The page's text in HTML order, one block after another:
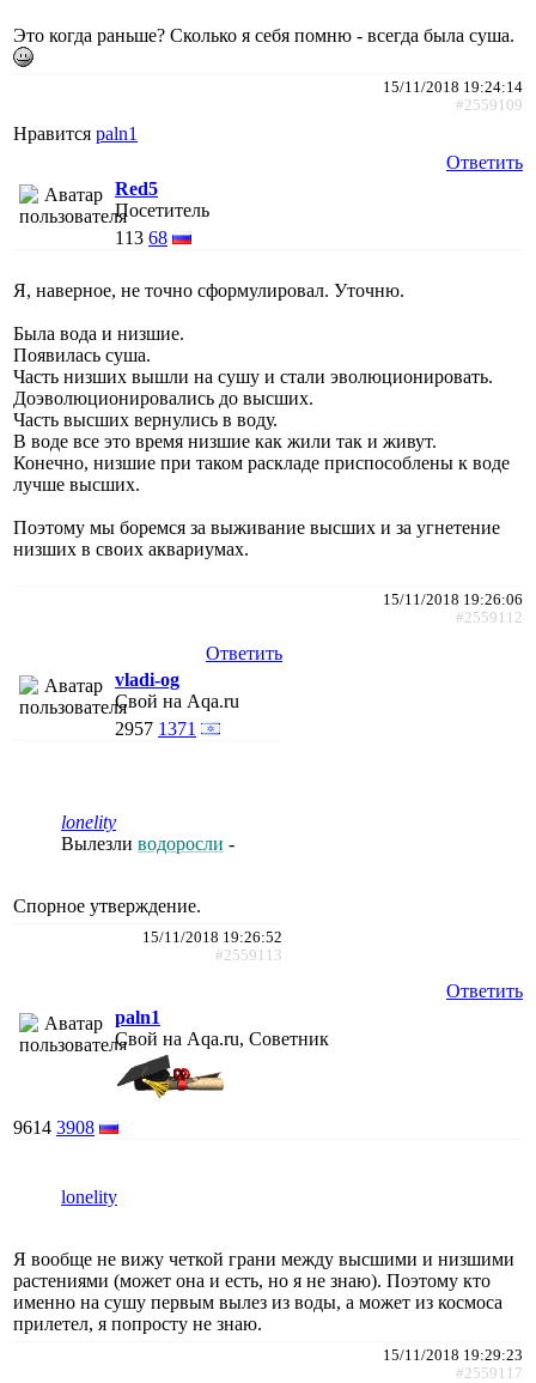
Это когда раньше? Сколько я себя помню - всегда была суша.
15/11/2018 19:24:14
#2559109
Нравится paln1
Ответить
Red5
Посетитель
113 68
Я, наверное, не точно сформулировал. Уточню.
Была вода и низшие.
Появилась суша.
Часть низших вышли на сушу и стали эволюционировать.
Доэволюционировались до высших.
Часть высших вернулись в воду.
В воде все это время низшие как жили так и живут.
Конечно, низшие при таком раскладе приспособлены к воде
лучше высших.
Поэтому мы боремся за выживание высших и за угнетение
низших в своих аквариумах.
15/11/2018 19:26:06
#2559112
Ответить
vladi-og
Свой на Aqa.ru
2957 1371
lonelity
Вылезли водоросли -
Спорное утверждение.
15/11/2018 19:26:52
#2559113
Ответить
paln1
Свой на Aqa.ru, Советник
9614 3908
lonelity
Я вообще не вижу четкой грани между высшими и низшими
растениями (может она и есть, но я не знаю). Поэтому кто
именно на сушу первым вылез из воды, а может из космоса
прилетел, я попросту не знаю.
15/11/2018 19:29:23
#2559117